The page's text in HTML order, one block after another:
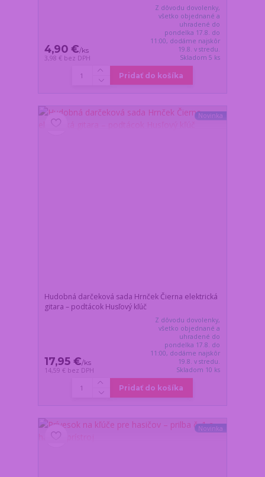
4,90 €/ks
3,98 € bez DPH
Z dôvodu dovolenky,
všetko objednané a
uhradené do
pondelka 17.8. do
11:00, dodáme najskôr
19.8. v stredu.
Skladom 5 ks
Pridať do košíka
Novinka
Hudobná darčeková sada Hrnček Čierna elektrická
gitara – podtácok Husľový kľúč
17,95 €/ks
14,59 € bez DPH
Z dôvodu dovolenky,
všetko objednané a
uhradené do
pondelka 17.8. do
11:00, dodáme najskôr
19.8. v stredu.
Skladom 10 ks
Pridať do košíka
Novinka